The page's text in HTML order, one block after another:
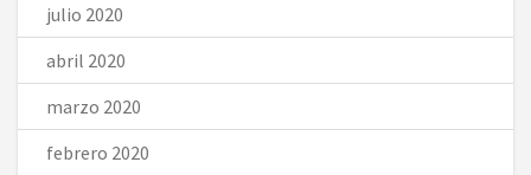
julio 2020
abril 2020
marzo 2020
febrero 2020